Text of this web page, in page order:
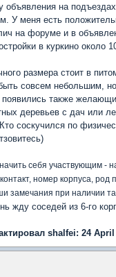
объявления на
У меня есть
на форуме и в
в куркино около
размера стоит в
совсем небольшим,
появились также
деревьев с дач или
соскучился по
себя участвующим -
номер корпуса,
замечания при наличии
жду соседей из 6-го
shalfei: 24 April